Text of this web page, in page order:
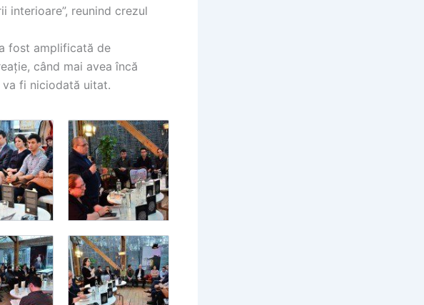
interioare”, reunind crezul
fost amplificată de
când mai avea încă
va fi niciodată uitat.